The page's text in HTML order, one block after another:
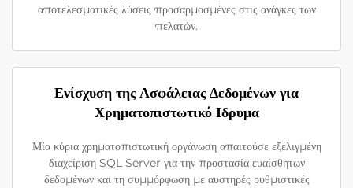
αποτελεσματικές λύσεις προσαρμοσμένες στις ανάγκες των
πελατών.
Ενίσχυση της Ασφάλειας Δεδομένων για
Χρηματοπιστωτικό Ιδρυμα
Μία κύρια χρηματοπιστωτική οργάνωση απαιτούσε εξελιγμένη
διαχείριση SQL Server για την προστασία ευαίσθητων
δεδομένων και τη συμμόρφωση με αυστηρές ρυθμιστικές